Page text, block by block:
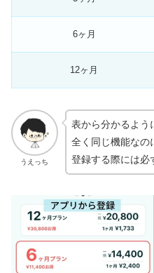
6ヶ月
12ヶ月
うえっち
表から分かるよう
全く同じ機能なの
登録する際には必